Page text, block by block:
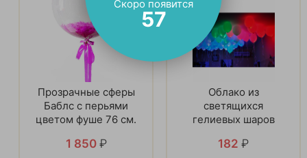
Прозрачные сферы
Баблс с перьями
цветом фуше 76 см.
1 850 ₽
Облако из
светящихся
гелиевых шаров
182 ₽
Скоро появится
55